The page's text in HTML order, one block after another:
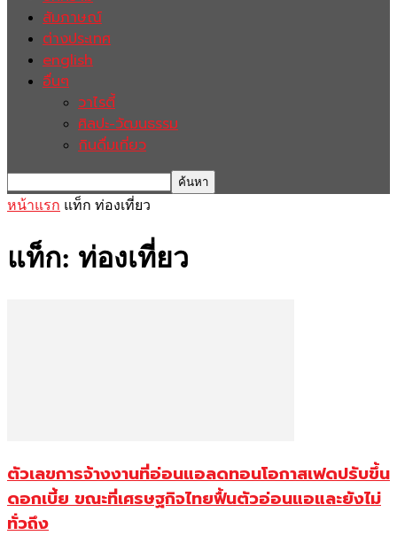
สัมภาษณ์
ต่างประเทศ
english
อื่นๆ
วาไรตี้
ศิลปะ-วัฒนธรรม
กินดื่มเที่ยว
หน้าแรก แท็ก ท่องเที่ยว
แท็ก: ท่องเที่ยว
ตัวเลขการจ้างงานที่อ่อนแอลดทอนโอกาสเฟดปรับขึ้น
ดอกเบี้ย ขณะที่เศรษฐกิจไทยฟื้นตัวอ่อนแอและยังไม่
ทั่วถึง